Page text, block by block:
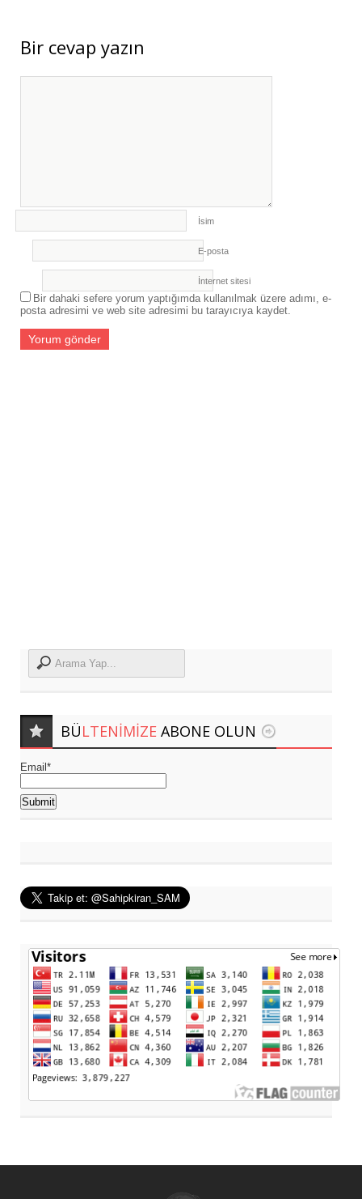
Bir cevap yazın
İsim
E-posta
İnternet sitesi
Bir dahaki sefere yorum yaptığımda kullanılmak üzere adımı, e-
posta adresimi ve web site adresimi bu tarayıcıya kaydet.
BÜLTENIMIZE ABONE OLUN
Email*